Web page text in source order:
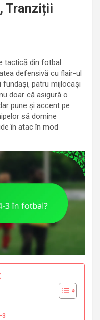
Tranziții
tactică din fotbal
defensivă cu flair-ul
patru mijlocași
doar că asigură o
pune și accent pe
să domine
în atac în mod
3